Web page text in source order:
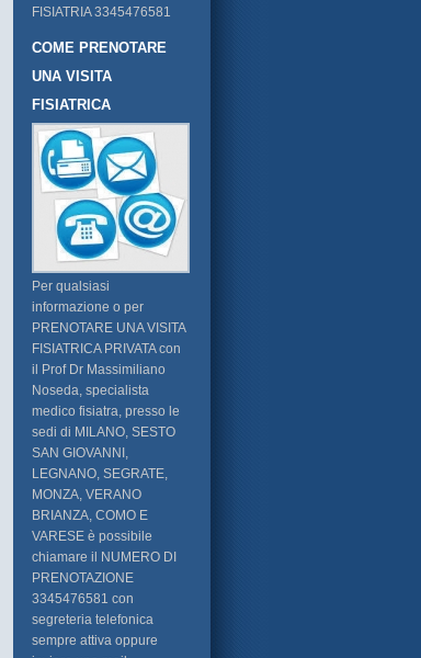
FISIATRIA 3345476581
COME PRENOTARE
UNA VISITA
FISIATRICA
Per qualsiasi
informazione o per
PRENOTARE UNA VISITA
FISIATRICA PRIVATA con
il Prof Dr Massimiliano
Noseda, specialista
medico fisiatra, presso le
sedi di MILANO, SESTO
SAN GIOVANNI,
LEGNANO, SEGRATE,
MONZA, VERANO
BRIANZA, COMO E
VARESE è possibile
chiamare il NUMERO DI
PRENOTAZIONE
3345476581 con
segreteria telefonica
sempre attiva oppure